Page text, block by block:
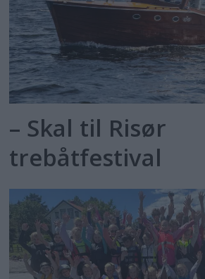
– Skal til Risør
trebåtfestival